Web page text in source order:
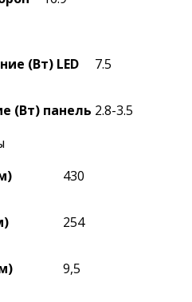
(Вт) LED
7.5
(Вт) панель 2.8-3.5
430
254
9,5